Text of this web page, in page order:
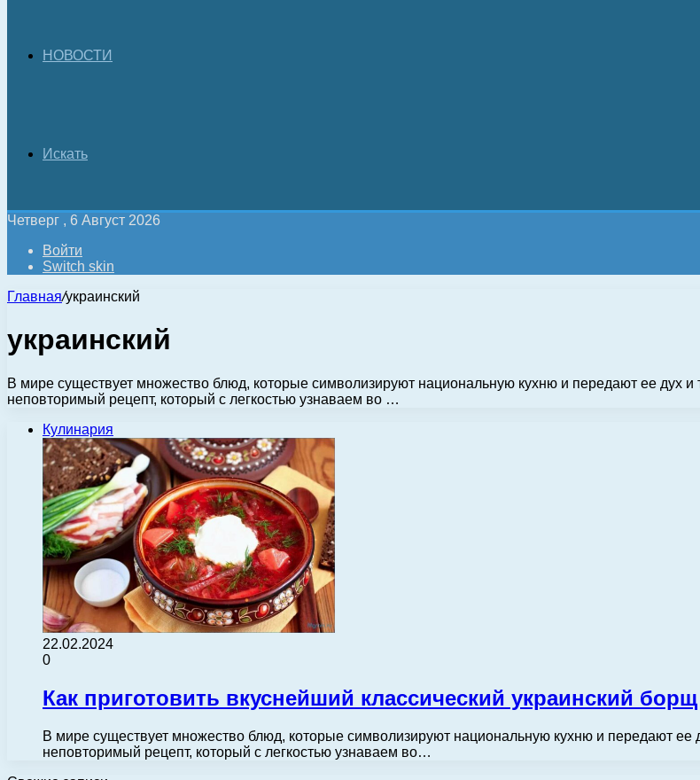
НОВОСТИ
Искать
Четверг , 6 Август 2026
Войти
Switch skin
Главная/украинский
украинский
В мире существует множество блюд, которые символизируют национальную кухню и передают ее дух
неповторимый рецепт, который с легкостью узнаваем во …
Кулинария
22.02.2024
0
Как приготовить вкуснейший классический украинский борщ
В мире существует множество блюд, которые символизируют национальную кухню и передают
неповторимый рецепт, который с легкостью узнаваем во…